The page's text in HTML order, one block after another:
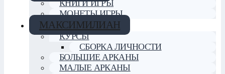
КНИГИ ИГРЫ
МОНЕТЫ ИГРЫ
МАКСИМИЛИАН
КУРСЫ
СБОРКА ЛИЧНОСТИ
БОЛЬШИЕ АРКАНЫ
МАЛЫЕ АРКАНЫ